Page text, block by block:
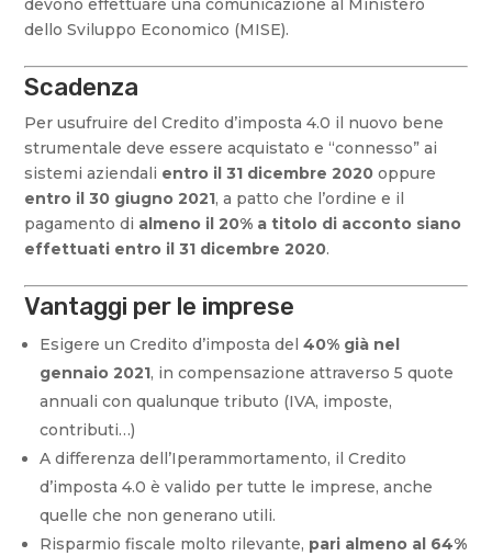
devono effettuare una comunicazione al Ministero
dello Sviluppo Economico (MISE).
Scadenza
Per usufruire del Credito d’imposta 4.0 il nuovo bene
strumentale deve essere acquistato e “connesso” ai
sistemi aziendali entro il 31 dicembre 2020oppure
entro il 30 giugno 2021, a patto che l’ordine e il
pagamento di almeno il 20% a titolo di acconto siano
effettuati entro il 31 dicembre 2020.
Vantaggi per le imprese
Esigere un Credito d’imposta del40% già nel
gennaio 2021, in compensazione attraverso 5 quote
annuali con qualunque tributo (IVA, imposte,
contributi…)
A differenza dell’Iperammortamento, il Credito
d’imposta 4.0 è valido per tutte le imprese, anche
quelle che non generano utili.
Risparmio fiscale molto rilevante, pari almeno al 64%